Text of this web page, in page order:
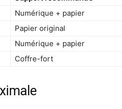
Numérique + papier
Papier original
Numérique + papier
Coffre-fort